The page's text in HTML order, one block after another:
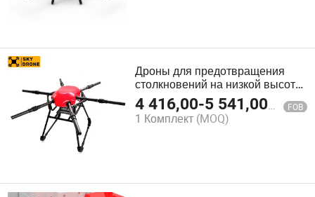
Дроны для предотвращения
столкновений на низкой высоте
в сельском хозяйстве
Сельскохозяйственная машина
с ISO9001
4 416,00-5 541,00$ FOB
1 Комплект (MOQ)